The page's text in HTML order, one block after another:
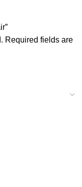
Required fields are